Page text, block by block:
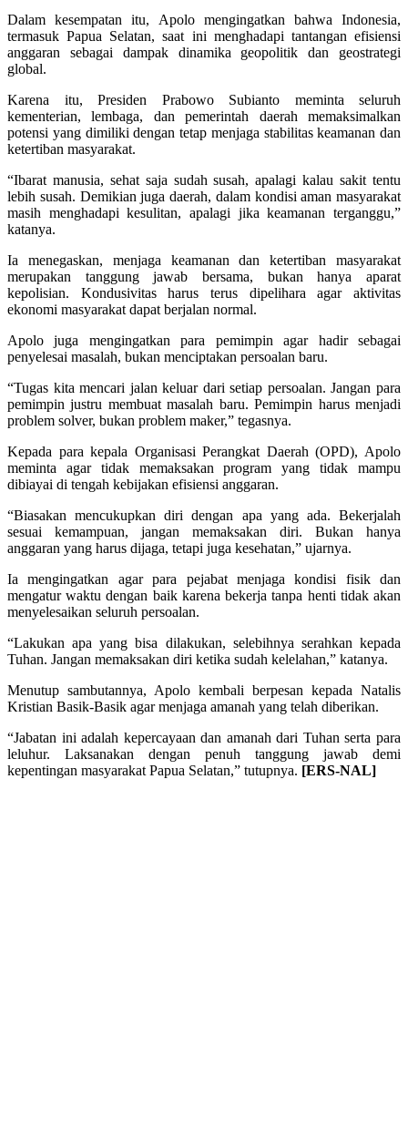
Dalam kesempatan itu, Apolo mengingatkan bahwa Indonesia,
termasuk Papua Selatan, saat ini menghadapi tantangan efisiensi
anggaran sebagai dampak dinamika geopolitik dan geostrategi
global.
Karena itu, Presiden Prabowo Subianto meminta seluruh
kementerian, lembaga, dan pemerintah daerah memaksimalkan
potensi yang dimiliki dengan tetap menjaga stabilitas keamanan dan
ketertiban masyarakat.
“Ibarat manusia, sehat saja sudah susah, apalagi kalau sakit tentu
lebih susah. Demikian juga daerah, dalam kondisi aman masyarakat
masih menghadapi kesulitan, apalagi jika keamanan terganggu,”
katanya.
Ia menegaskan, menjaga keamanan dan ketertiban masyarakat
merupakan tanggung jawab bersama, bukan hanya aparat
kepolisian. Kondusivitas harus terus dipelihara agar aktivitas
ekonomi masyarakat dapat berjalan normal.
Apolo juga mengingatkan para pemimpin agar hadir sebagai
penyelesai masalah, bukan menciptakan persoalan baru.
“Tugas kita mencari jalan keluar dari setiap persoalan. Jangan para
pemimpin justru membuat masalah baru. Pemimpin harus menjadi
problem solver, bukan problem maker,” tegasnya.
Kepada para kepala Organisasi Perangkat Daerah (OPD), Apolo
meminta agar tidak memaksakan program yang tidak mampu
dibiayai di tengah kebijakan efisiensi anggaran.
“Biasakan mencukupkan diri dengan apa yang ada. Bekerjalah
sesuai kemampuan, jangan memaksakan diri. Bukan hanya
anggaran yang harus dijaga, tetapi juga kesehatan,” ujarnya.
Ia mengingatkan agar para pejabat menjaga kondisi fisik dan
mengatur waktu dengan baik karena bekerja tanpa henti tidak akan
menyelesaikan seluruh persoalan.
“Lakukan apa yang bisa dilakukan, selebihnya serahkan kepada
Tuhan. Jangan memaksakan diri ketika sudah kelelahan,” katanya.
Menutup sambutannya, Apolo kembali berpesan kepada Natalis
Kristian Basik-Basik agar menjaga amanah yang telah diberikan.
“Jabatan ini adalah kepercayaan dan amanah dari Tuhan serta para
leluhur. Laksanakan dengan penuh tanggung jawab demi
kepentingan masyarakat Papua Selatan,” tutupnya. [ERS-NAL]